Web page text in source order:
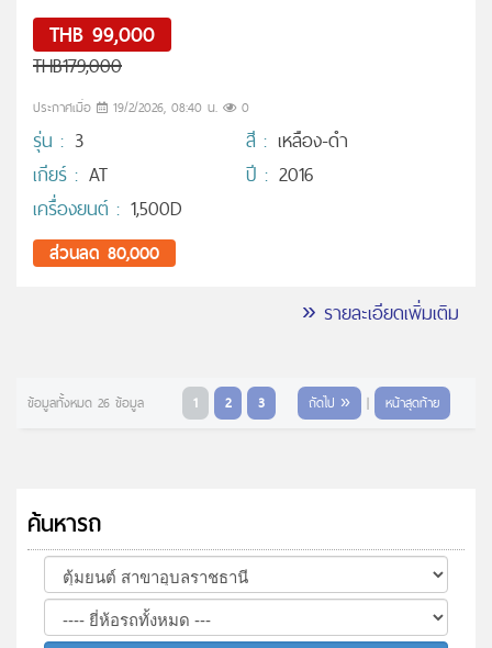
THB 99,000
THB179,000
ประกาศเมื่อ 19/2/2026, 08:40 น. 0
รุ่น : 3 สี : เหลือง-ดำ
เกียร์ : AT ปี : 2016
เครื่องยนต์ : 1,500D
ส่วนลด 80,000
» รายละเอียดเพิ่มเติม
ข้อมูลทั้งหมด 26 ข้อมูล 1 2 3 ถัดไป » | หน้าสุดท้าย
ค้นหารถ